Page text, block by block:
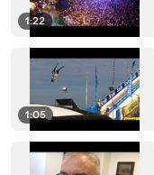
1:22
1:05